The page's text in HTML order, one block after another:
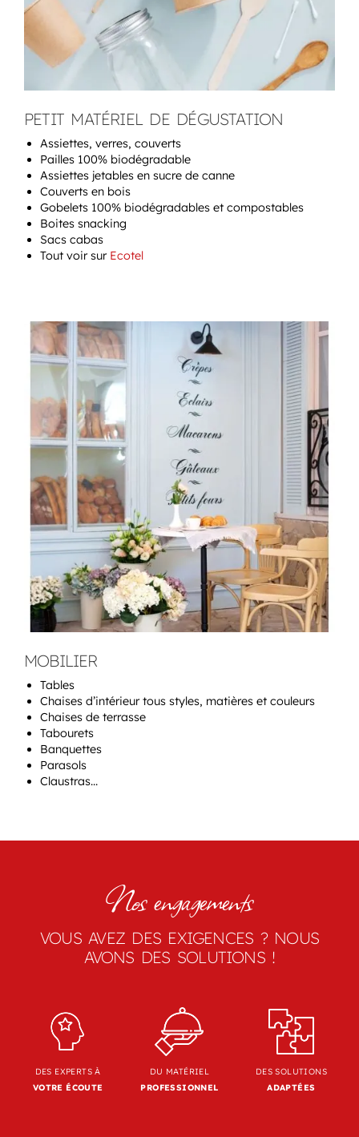
PETIT MATÉRIEL DE DÉGUSTATION
Assiettes, verres, couverts
Pailles 100% biodégradable
Assiettes jetables en sucre de canne
Couverts en bois
Gobelets 100% biodégradables et compostables
Boites snacking
Sacs cabas
Tout voir sur Ecotel
MOBILIER
Tables
Chaises d’intérieur tous styles, matières et couleurs
Chaises de terrasse
Tabourets
Banquettes
Parasols
Claustras…
Nos engagements
VOUS AVEZ DES EXIGENCES ? NOUS
AVONS DES SOLUTIONS !
DES EXPERTS À
VOTRE ÉCOUTE
DU MATÉRIEL
PROFESSIONNEL
DES SOLUTIONS
ADAPTÉES